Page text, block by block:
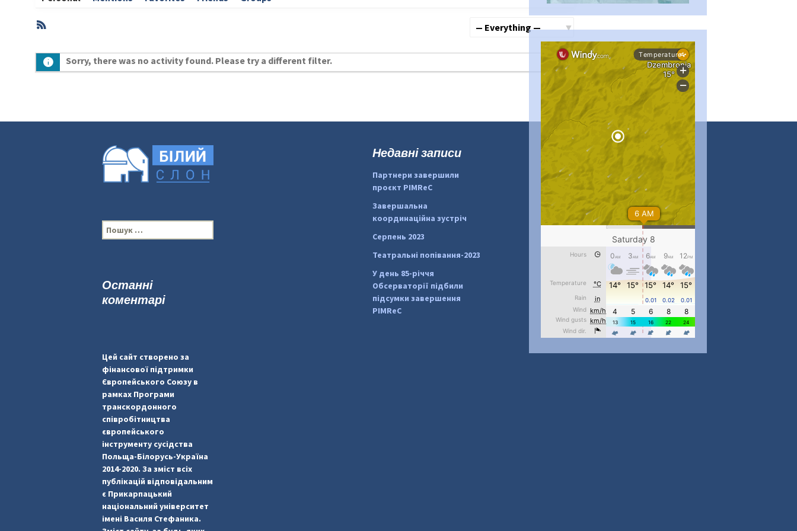
Activities
RSS
Sorry, there was no activity found. Please try a different filter.
#PipIvanToday...
pimrec_project
#PipIvanToday...
pimrec_project
П
о
:
Недавні записи
Партнери завершили
проєкт PIMReC
Завершальна
координаційна зустріч
Серпень 2023
Театральні попівання-2023
У день 85-річчя
Обсерваторії підбили
підсумки завершення
PIMReC
Останні
коментарі
Цей сайт створено за
фінансової підтримки
Європейського Союзу в
рамках Програми
транскордонного
співробітництва
європейського
інструменту сусідства
Польща-Білорусь-Україна
2014-2020. За зміст всіх
публікацій відповідальним
є Прикарпацький
національний університет
імені Василя Стефаника.